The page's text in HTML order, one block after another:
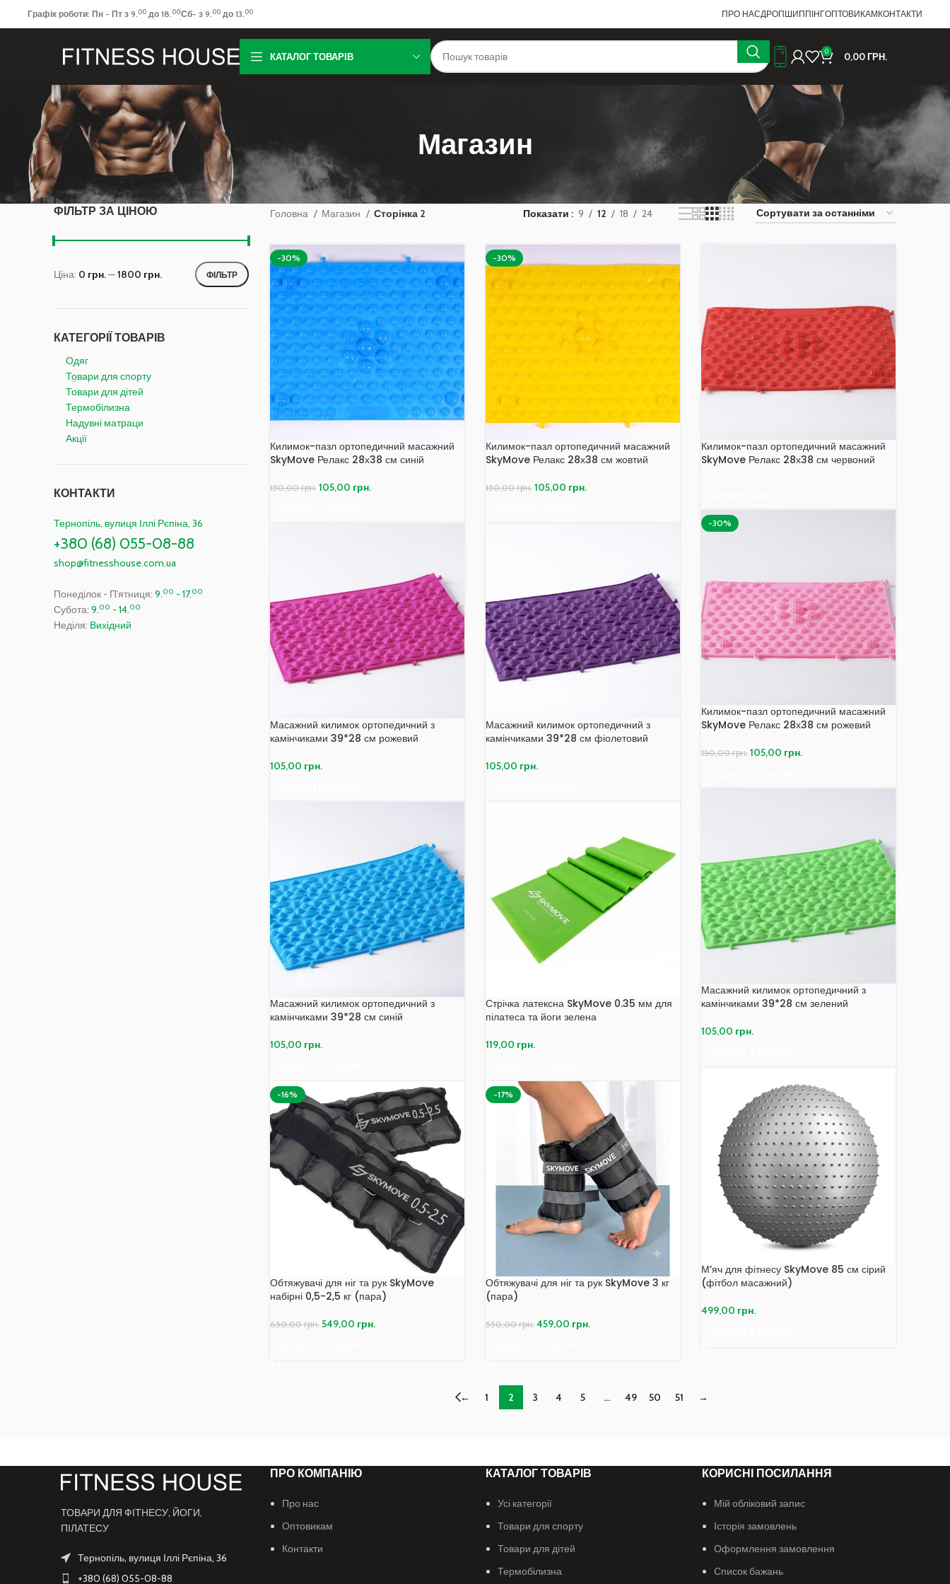
Графік роботи: Пн - Пт з 9.00до 18.00Сб- з 9.00до 13.00 ПРО НАСДРОПШИППІНГОПТОВИКАМКОНТАКТИ
КАТАЛОГ ТОВАРІВ 0 0,00ГРН.
Магазин
ФІЛЬТР ЗА ЦІНОЮ
ФІЛЬТР
Ціна: 0 грн.—1800 грн.
КАТЕГОРІЇ ТОВАРІВ
Одяг
Товари для спорту
Товари для дітей
Термобілизна
Надувні матраци
Акції
КОНТАКТИ
Тернопіль, вулиця Іллі Рєпіна, 36
+380 (68) 055-08-88
shop@fitnesshouse.com.ua
Понеділок - П'ятниця: 9.00 - 17.00
Субота: 9.00 - 14.00
Неділя: Вихідний
Головна Магазин Сторінка 2 Показати 9 12 18 24
-30%
Килимок-пазл ортопедичний масажний
SkyMove Релакс 28х38 см синій
150,00грн. 105,00 грн.
-30%
Килимок-пазл ортопедичний масажний
SkyMove Релакс 28х38 см жовтий
150,00грн. 105,00 грн.
Килимок-пазл ортопедичний масажний
SkyMove Релакс 28х38 см червоний
-30%
Килимок-пазл ортопедичний масажний
SkyMove Релакс 28х38 см рожевий
150,00грн. 105,00 грн.
Масажний килимок ортопедичний з
камінчиками 39*28 см рожевий
105,00 грн.
Масажний килимок ортопедичний з
камінчиками 39*28 см фіолетовий
105,00 грн.
Масажний килимок ортопедичний з
камінчиками 39*28 см зелений
105,00 грн.
Масажний килимок ортопедичний з
камінчиками 39*28 см синій
105,00 грн.
Стрічка латексна SkyMove 0.35 мм для
пілатеса та йоги зелена
119,00 грн.
М’яч для фітнесу SkyMove 85 см сірий
(фітбол масажний)
499,00 грн.
-16%
Обтяжувачі для ніг та рук SkyMove
набірні 0,5-2,5 кг (пара)
650,00грн. 549,00 грн.
-17%
Обтяжувачі для ніг та рук SkyMove 3 кг
(пара)
550,00грн. 459,00 грн.
← 1 2 3 4 5 … 49 50 51 →
ТОВАРИ ДЛЯ ФІТНЕСУ, ЙОГИ,
ПІЛАТЕСУ
Тернопіль, вулиця Іллі Рєпіна, 36
+380 (68) 055-08-88
ПРО КОМПАНІЮ
Про нас
Оптовикам
Контакти
КАТАЛОГ ТОВАРІВ
Усі категорії
Товари для спорту
Товари для дітей
Термобілизна
КОРИСНІ ПОСИЛАННЯ
Мій обліковий запис
Історія замовлень
Оформлення замовлення
Список бажань